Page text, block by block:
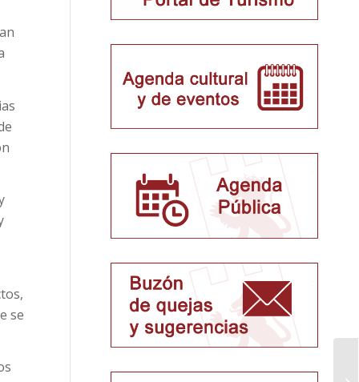
se